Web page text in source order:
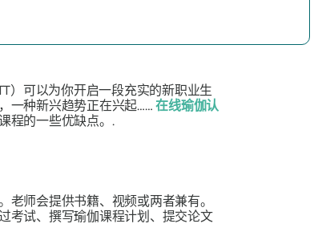
）可以为你开启一段充实的新职业生
一种新兴趋势正在兴起……在线瑜伽认
程的一些优缺点。.
师会提供书籍、视频或两者兼有。
考试、撰写瑜伽课程计划、提交论文